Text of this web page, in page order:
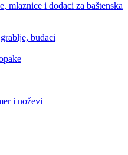
mlaznice i dodaci za baštenska
budaci
i noževi